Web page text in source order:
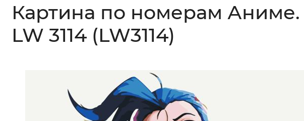
Картина по номерам
LW 3114 (LW3114)